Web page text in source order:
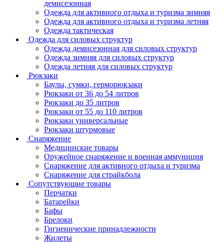
демисезонная
Одежда для активного отдыха и туризма зимняя
Одежда для активного отдыха и туризма летняя
Одежда тактическая
Одежда для силовых структур
Одежда демисезонная для силовых структур
Одежда зимняя для силовых структур
Одежда летняя для силовых структур
Рюкзаки
Баулы, сумки, герморюкзаки
Рюкзаки от 36 до 54 литров
Рюкзаки до 35 литров
Рюкзаки от 55 до 110 литров
Рюкзаки универсальные
Рюкзаки штурмовые
Снаряжение
Медицинские товары
Оружейное снаряжение и военная аммуниция
Снаряжение для активного отдыха и туризма
Снаряжение для страйкбола
Сопутствующие товары
Перчатки
Батарейки
Бафы
Брелоки
Гигиенические принадлежности
Жилеты